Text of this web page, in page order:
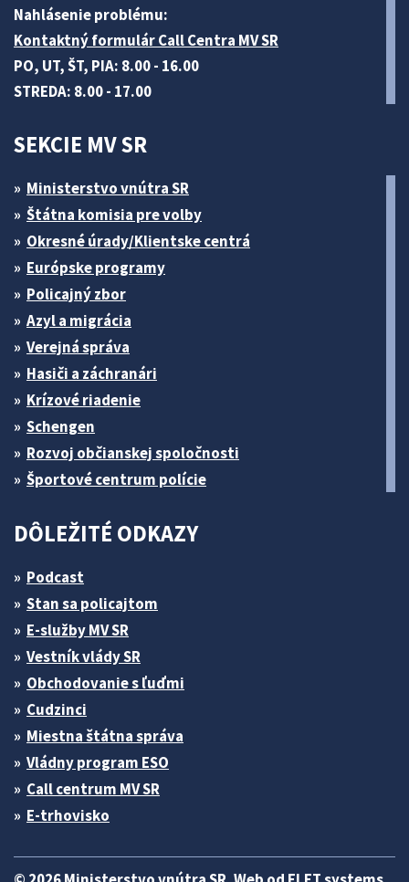
Nahlásenie problému:
Kontaktný formulár Call Centra MV SR
PO, UT, ŠT, PIA: 8.00 - 16.00
STREDA: 8.00 - 17.00
SEKCIE MV SR
Ministerstvo vnútra SR
Štátna komisia pre volby
Okresné úrady/Klientske centrá
Európske programy
Policajný zbor
Azyl a migrácia
Verejná správa
Hasiči a záchranári
Krízové riadenie
Schengen
Rozvoj občianskej spoločnosti
Športové centrum polície
DÔLEŽITÉ ODKAZY
Podcast
Stan sa policajtom
E-služby MV SR
Vestník vlády SR
Obchodovanie s ľuďmi
Cudzinci
Miestna štátna správa
Vládny program ESO
Call centrum MV SR
E-trhovisko